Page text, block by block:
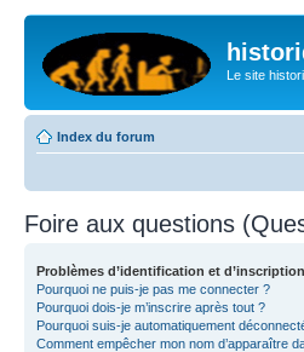
Le site
Index du forum
Foire aux questions
Problèmes d’identification et d’inscription
Pourquoi ne puis-je pas me connecter ?
Pourquoi dois-je m’inscrire après tout ?
Pourquoi suis-je automatiquement
Comment empêcher mon nom d’apparaître